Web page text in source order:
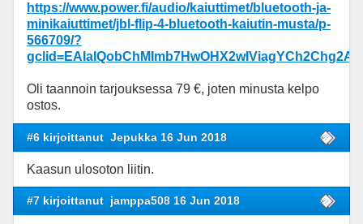
https://www.power.fi/audio/kaiuttimet/bluetooth-ja-
minikaiuttimet/jbl-flip-4-bluetooth-kaiutin-musta/p-
566709/?
Oli taannoin tarjouksessa 79 €, joten minusta kelpo
ostos.
#6 kirjoittanut Jepukka 16 Jun 2018
Kaasun ulosoton liitin.
#7 kirjoittanut jamppa508 16 Jun 2018